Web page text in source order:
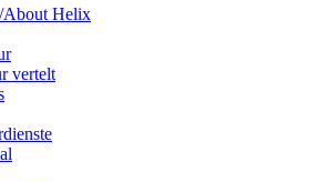
Helix
vertelt